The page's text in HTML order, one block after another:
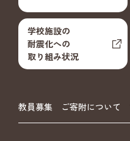
学校施設の
耐震化への
取り組み状況
教員募集 ご寄附について